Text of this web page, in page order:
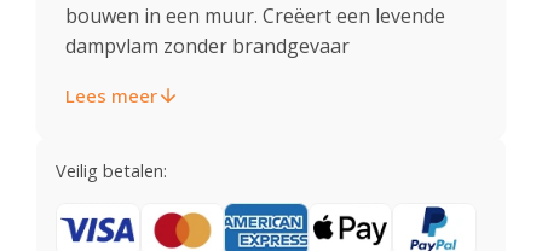
bouwen in een muur. Creëert een levende
dampvlam zonder brandgevaar
Lees meer
Veilig betalen: